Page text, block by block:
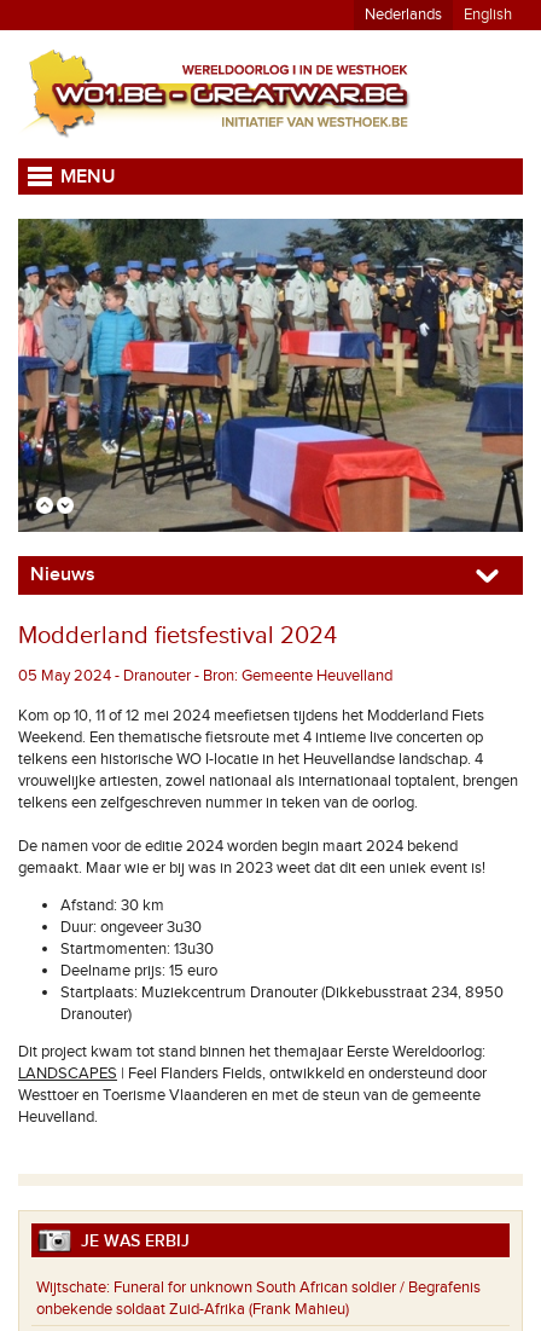
Nederlands English
MENU
Nieuws
Modderland fietsfestival 2024
05 May 2024 - Dranouter - Bron: Gemeente Heuvelland
Kom op 10, 11 of 12 mei 2024 meefietsen tijdens het Modderland Fiets
Weekend. Een thematische fietsroute met 4 intieme live concerten op
telkens een historische WO I-locatie in het Heuvellandse landschap. 4
vrouwelijke artiesten, zowel nationaal als internationaal toptalent, brengen
telkens een zelfgeschreven nummer in teken van de oorlog.
De namen voor de editie 2024 worden begin maart 2024 bekend
gemaakt. Maar wie er bij was in 2023 weet dat dit een uniek event is!
Afstand: 30 km
Duur: ongeveer 3u30
Startmomenten: 13u30
Deelname prijs: 15 euro
Startplaats: Muziekcentrum Dranouter (Dikkebusstraat 234, 8950
Dranouter)
Dit project kwam tot stand binnen het themajaar Eerste Wereldoorlog:
LANDSCAPES | Feel Flanders Fields, ontwikkeld en ondersteund door
Westtoer en Toerisme Vlaanderen en met de steun van de gemeente
Heuvelland.
JE WAS ERBIJ
Wijtschate: Funeral for unknown South African soldier / Begrafenis
onbekende soldaat Zuid-Afrika (Frank Mahieu)